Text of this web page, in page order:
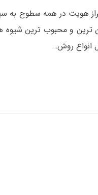
هویت در همه سطوح به
ترین و محبوب ترین
انواع روش…